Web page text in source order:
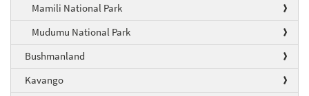
Mamili National Park
Mudumu National Park
Bushmanland
Kavango